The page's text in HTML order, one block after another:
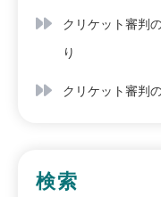
クリケット審判
り
クリケット審判
検索